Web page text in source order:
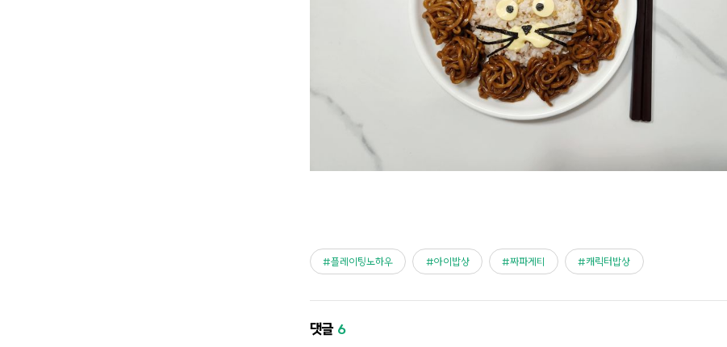
플레이팅노하우 아이밥상 짜파게티 캐릭터밥상
댓글 6